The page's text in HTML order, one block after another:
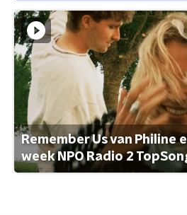
Remember Us van Philine
week NPO Radio 2